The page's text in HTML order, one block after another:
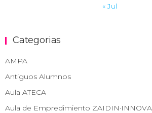
« Jul
Categorias
AMPA
Antiguos Alumnos
Aula ATECA
Aula de Empredimiento ZAIDIN·INNOVA